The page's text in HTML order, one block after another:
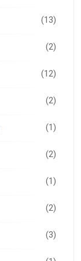
(13)
(2)
(12)
(2)
(1)
(2)
(1)
(2)
(3)